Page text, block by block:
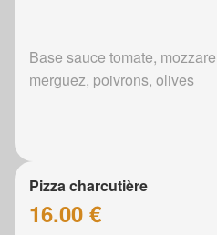
Base sauce tomate,
merguez, poivrons, olives
Pizza charcutière
16.00 €